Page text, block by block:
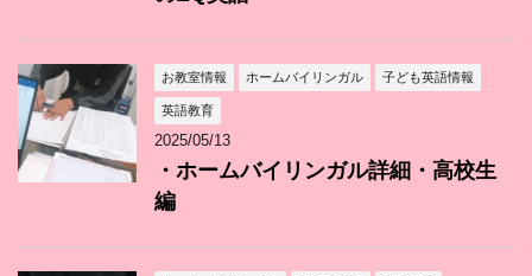
お教室情報 ホームバイリンガル 子ども英語情報
英語教育
2025/05/13
・ホームバイリンガル詳細・高校生
編